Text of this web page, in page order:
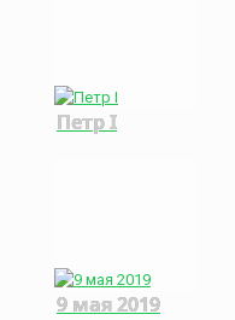
Петр I
9 мая 2019